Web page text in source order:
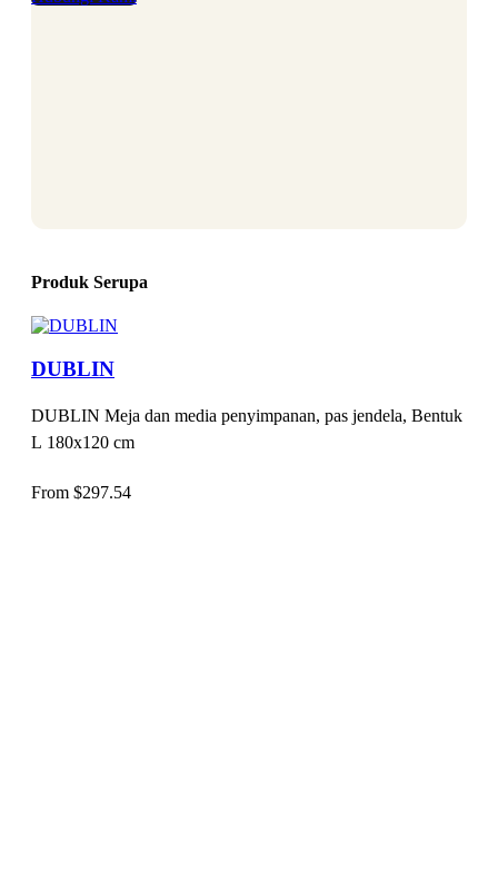
Produk Serupa
DUBLIN
DUBLIN Meja dan media penyimpanan, pas jendela, Bentuk
L 180x120 cm
From $297.54